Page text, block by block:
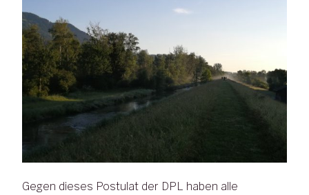
Gegen dieses Postulat der DPL haben alle